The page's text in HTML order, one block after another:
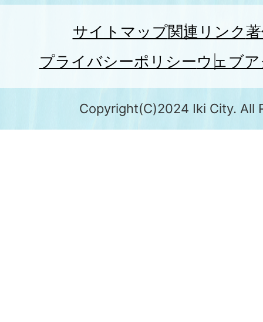
サイトマップ関連リンク
プライバシーポリシーウェブ
Copyright(C)2024 Iki City. All